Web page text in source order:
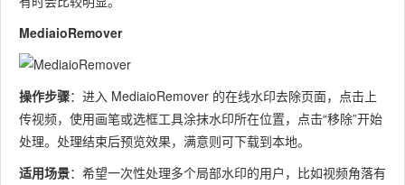
MediaioRemover
操作步骤：进入 MediaioRemover 的在线水印去除页面，点击上
传视频，使用画笔或选框工具涂抹水印所在位置，点击“移除”开始
处理。处理结束后预览效果，满意则可下载到本地。
适用场景：希望一次性处理多个局部水印的用户，比如视频角落有